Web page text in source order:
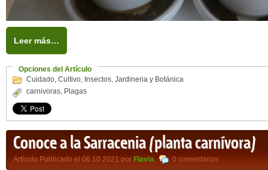
Leer más…
Opciones del Artículo
Cuidado, Cultivo, Insectos, Jardineria y Botánica
carnivoras, Plagas
Conoce a la Sarracenia (planta carnívora)
Artículo Publicado el 06.10.2021 por Flavia, 0 comentarios